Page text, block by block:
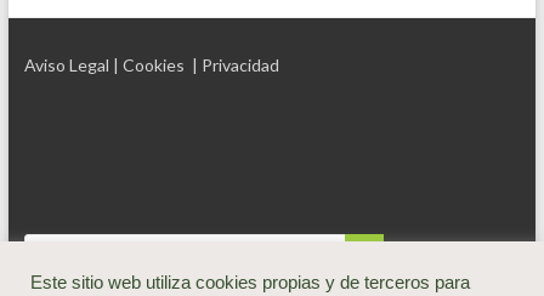
Aviso Legal | Cookies | Privacidad
Este sitio web utiliza cookies propias y de terceros para